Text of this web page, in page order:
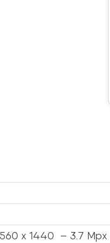
x 1440 – 3.7 Mpx